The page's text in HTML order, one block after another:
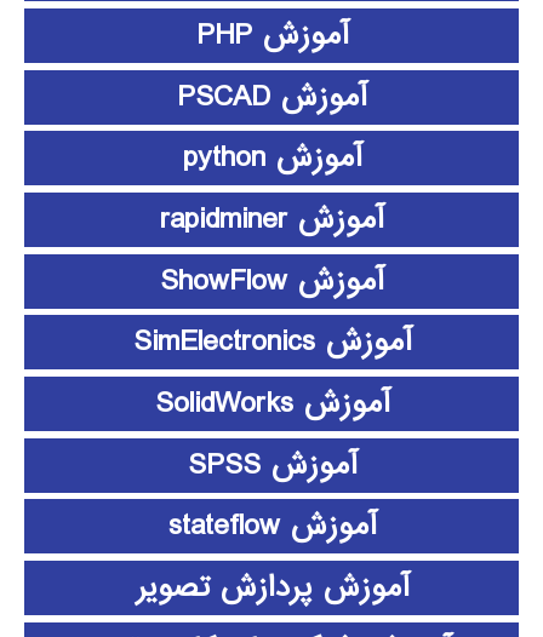
آموزش PHP
آموزش PSCAD
آموزش python
آموزش rapidminer
آموزش ShowFlow
آموزش SimElectronics
آموزش SolidWorks
آموزش SPSS
آموزش stateflow
آموزش پردازش تصویر